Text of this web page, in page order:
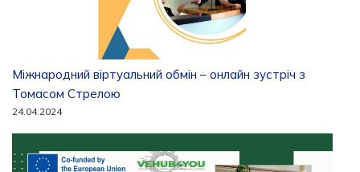
Міжнародний віртуальний обмін – онлайн зустріч з
Томасом Стрелою
24.04.2024